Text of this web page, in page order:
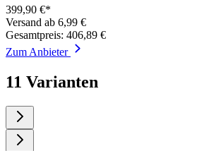
399,90 €*
Versand ab 6,99 €
Gesamtpreis: 406,89 €
Zum Anbieter
11 Varianten